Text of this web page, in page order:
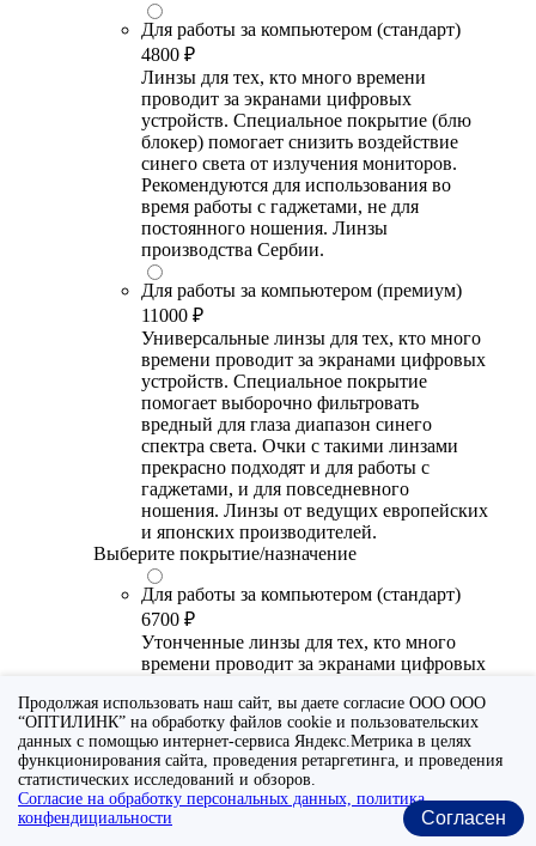
Для работы за компьютером (стандарт)
4800 ₽
Линзы для тех, кто много времени
проводит за экранами цифровых
устройств. Специальное покрытие (блю
блокер) помогает снизить воздействие
синего света от излучения мониторов.
Рекомендуются для использования во
время работы с гаджетами, не для
постоянного ношения. Линзы
производства Сербии.
Для работы за компьютером (премиум)
11000 ₽
Универсальные линзы для тех, кто много
времени проводит за экранами цифровых
устройств. Специальное покрытие
помогает выборочно фильтровать
вредный для глаза диапазон синего
спектра света. Очки с такими линзами
прекрасно подходят и для работы с
гаджетами, и для повседневного
ношения. Линзы от ведущих европейских
и японских производителей.
Выберите покрытие/назначение
Для работы за компьютером (стандарт)
6700 ₽
Утонченные линзы для тех, кто много
времени проводит за экранами цифровых
блокер) помогает снизить воздействие
синего света от излучения мониторов.
Рекомендуются для использования во
время работы с гаджетами, не для
постоянного ношения. Линзы
производства Сербии или Ю.-В. Азии.
Продолжая использовать наш сайт, вы даете согласие ООО ООО
“ОПТИЛИНК” на обработку файлов cookie и пользовательских
данных с помощью интернет-сервиса Яндекс.Метрика в целях
функционирования сайта, проведения ретаргетинга, и проведения
статистических исследований и обзоров.
Согласие на обработку персональных данных, политика
конфендициальности
Согласен